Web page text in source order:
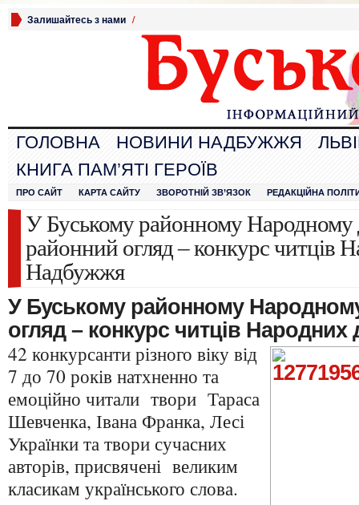
Залишайтесь з нами /
ГОЛОВНА НОВИНИ НАДБУЖЖЯ
КНИГА ПАМ’ЯТІ ГЕРОЇВ
ПРО САЙТ КАРТА САЙТУ ЗВОРОТНІЙ ЗВ’ЯЗОК РЕДАКЦІЙНА
У Буському районному Народному
районний огляд – конкурс читців
Надбужжя
У Буському районному
огляд – конкурс читців
42 конкурсанти різного віку від
7 до 70 років натхненно та
емоційно читали твори Тараса
Шевченка, Івана Франка, Лесі
Українки та твори сучасних
авторів, присвячені великим
класикам українського слова.